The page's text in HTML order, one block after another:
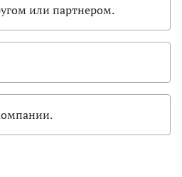
или партнером.